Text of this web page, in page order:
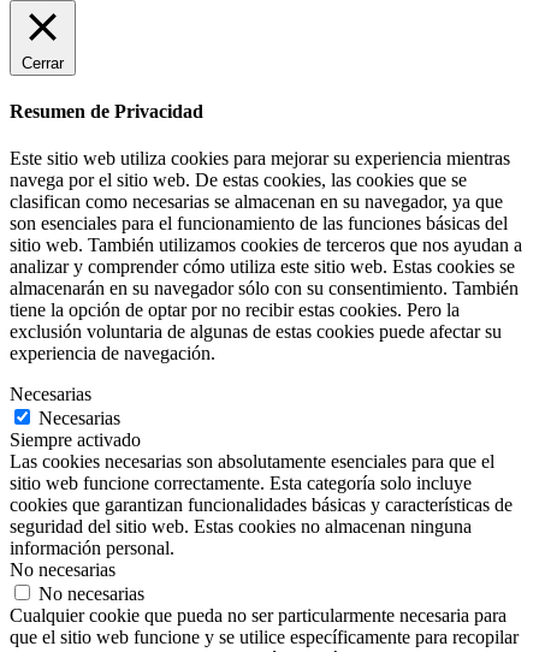
Cerrar
Resumen de Privacidad
Este sitio web utiliza cookies para mejorar su experiencia mientras
navega por el sitio web. De estas cookies, las cookies que se
clasifican como necesarias se almacenan en su navegador, ya que
son esenciales para el funcionamiento de las funciones básicas del
sitio web. También utilizamos cookies de terceros que nos ayudan a
analizar y comprender cómo utiliza este sitio web. Estas cookies se
almacenarán en su navegador sólo con su consentimiento. También
tiene la opción de optar por no recibir estas cookies. Pero la
exclusión voluntaria de algunas de estas cookies puede afectar su
experiencia de navegación.
Necesarias
Necesarias
Siempre activado
Las cookies necesarias son absolutamente esenciales para que el
sitio web funcione correctamente. Esta categoría solo incluye
cookies que garantizan funcionalidades básicas y características de
seguridad del sitio web. Estas cookies no almacenan ninguna
información personal.
No necesarias
No necesarias
Cualquier cookie que pueda no ser particularmente necesaria para
que el sitio web funcione y se utilice específicamente para recopilar